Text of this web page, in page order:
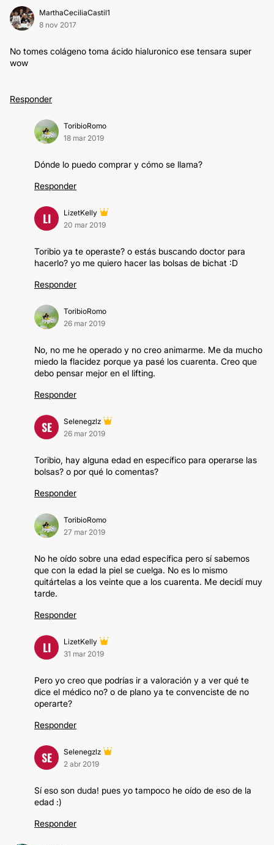
MarthaCeciliaCastil1
8 nov 2017
No tomes colágeno toma ácido hialuronico ese tensara super
wow
Responder
ToribioRomo
18 mar 2019
Dónde lo puedo comprar y cómo se llama?
Responder
LI
LizetKelly
20 mar 2019
Toribio ya te operaste? o estás buscando doctor para
hacerlo? yo me quiero hacer las bolsas de bichat :D
Responder
ToribioRomo
26 mar 2019
No, no me he operado y no creo animarme. Me da mucho
miedo la flacidez porque ya pasé los cuarenta. Creo que
debo pensar mejor en el lifting.
Responder
SE
Selenegzlz
26 mar 2019
Toribio, hay alguna edad en específico para operarse las
bolsas? o por qué lo comentas?
Responder
ToribioRomo
27 mar 2019
No he oído sobre una edad específica pero sí sabemos
que con la edad la piel se cuelga. No es lo mismo
quitártelas a los veinte que a los cuarenta. Me decidí muy
tarde.
Responder
LI
LizetKelly
31 mar 2019
Pero yo creo que podrías ir a valoración y a ver qué te
dice el médico no? o de plano ya te convenciste de no
operarte?
Responder
SE
Selenegzlz
2 abr 2019
Sí eso son duda! pues yo tampoco he oído de eso de la
edad :)
Responder